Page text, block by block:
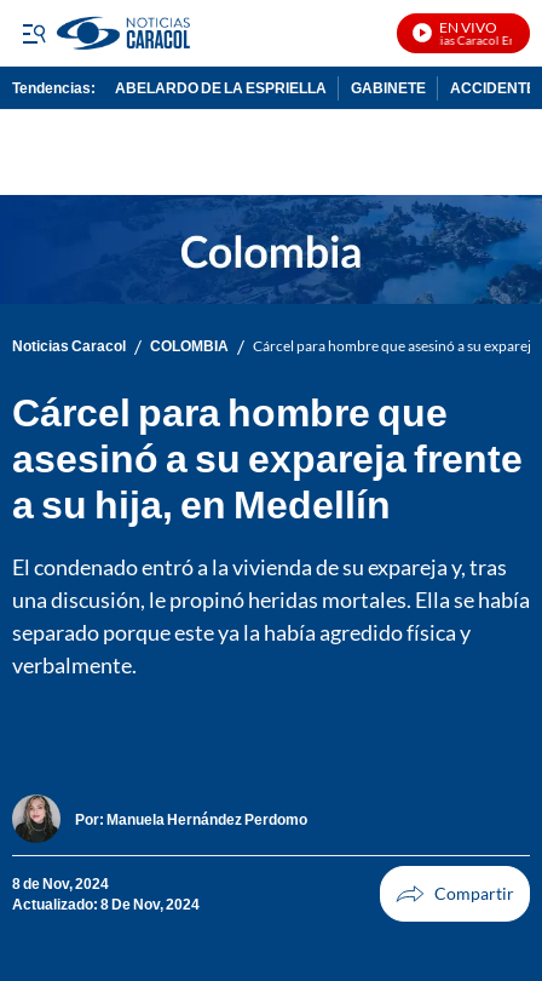
EN VIVO
Noticias Caracol En Vivo
Tendencias: ABELARDO DE LA ESPRIELLA GABINETE ACCIDENTE
Noticias Caracol / COLOMBIA / Cárcel para hombre que asesinó a su
Cárcel para hombre que
asesinó a su expareja frente
a su hija, en Medellín
El condenado entró a la vivienda de su expareja y, tras
una discusión, le propinó heridas mortales. Ella se había
separado porque este ya la había agredido física y
verbalmente.
Por: Manuela Hernández Perdomo
8 de Nov, 2024
Actualizado: 8 De Nov, 2024